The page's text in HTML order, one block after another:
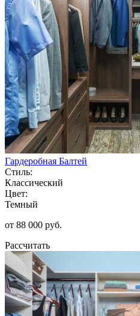
Гардеробная Балтей
Стиль:
Классический
Цвет:
Темный
от 88 000 руб.
Рассчитать